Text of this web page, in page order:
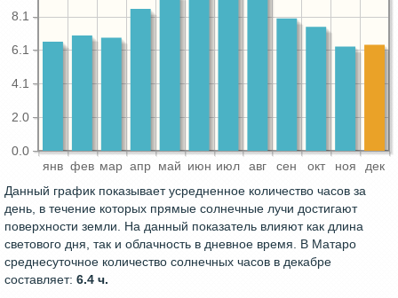
янв фев мар апр май июн июл авг сен окт ноя дек
0.0
2.0
4.1
6.1
8.1
Данный график показывает усредненное количество часов за
день, в течение которых прямые солнечные лучи достигают
поверхности земли. На данный показатель влияют как длина
светового дня, так и облачность в дневное время. В Матаро
среднесуточное количество солнечных часов в декабре
составляет: 6.4 ч.